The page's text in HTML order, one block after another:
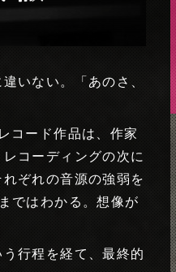
いない。「あのさ、
コード作品は、作家
コーディングの次に
ぞれの音源の強弱を
ではわかる。想像が
行程を経て、最終的